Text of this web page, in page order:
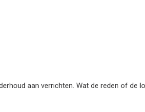
aan verrichten. Wat de reden of de